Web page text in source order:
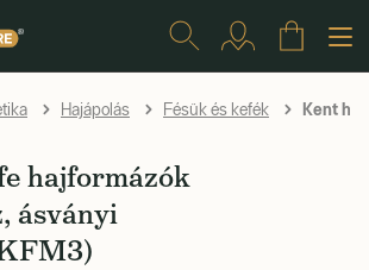
Hajápolás Fésük és kefék Kent
hajformázók
ásványi